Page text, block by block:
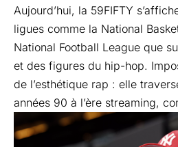
Aujourd’hui, la 59FIFTY
ligues comme la National
National Football League que
et des figures du hip-hop.
de l’esthétique rap : elle
années 90 à l’ère streaming,